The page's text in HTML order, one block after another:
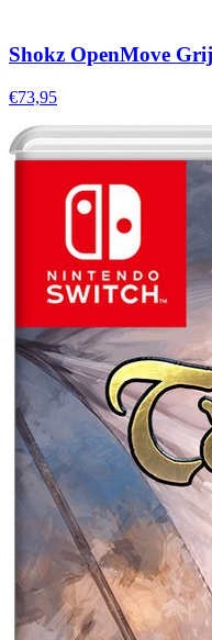
Shokz OpenMove
€73,95